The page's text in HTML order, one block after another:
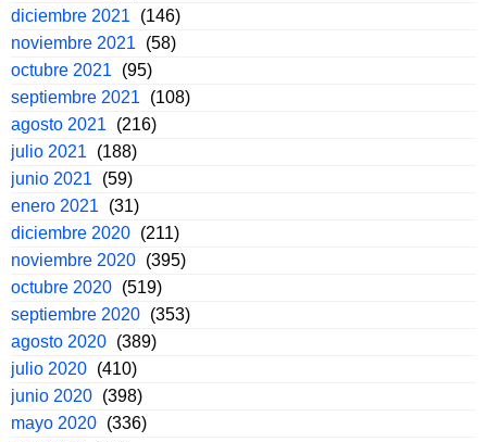
diciembre 2021
(146)
noviembre 2021
(58)
octubre 2021
(95)
septiembre 2021
(108)
agosto 2021
(216)
julio 2021
(188)
junio 2021
(59)
enero 2021
(31)
diciembre 2020 (211)
noviembre 2020 (395)
octubre 2020 (519)
septiembre 2020 (353)
agosto 2020 (389)
julio 2020 (410)
junio 2020 (398)
mayo 2020 (336)